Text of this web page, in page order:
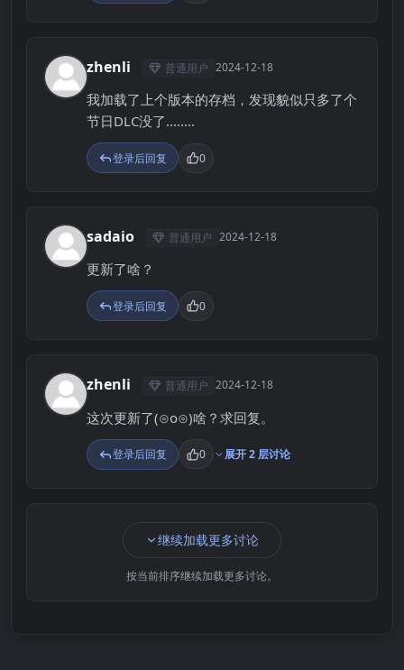
Z zhenli 普通用户 2024-12-18
我加载了上个版本的存档，发现貌似只多了个
节日DLC没了........
登录后回复 0
S sadaio 普通用户 2024-12-18
更新了啥？
登录后回复 0
Z zhenli 普通用户 2024-12-18
这次更新了(⊙o⊙)啥？求回复。
登录后回复 0 展开 2 层讨论
继续加载更多讨论
按当前排序继续加载更多讨论。